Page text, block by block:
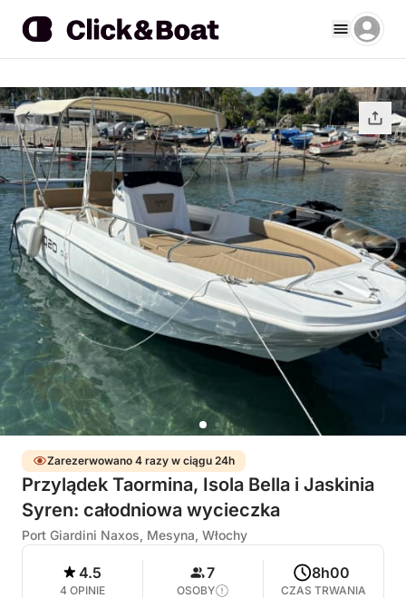
Zarezerwowano 4 razy w ciągu 24h
Przylądek Taormina, Isola Bella i Jaskinia
Syren: całodniowa wycieczka
Port Giardini Naxos, Mesyna, Włochy
4.5
4 OPINIE
7
OSOBY
8h00
CZAS TRWANIA